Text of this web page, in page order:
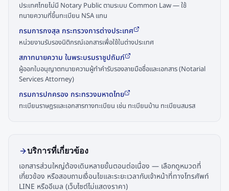
ประเทศไทยไม่มี Notary Public ตามระบบ Common Law — ใช้
ทนายความที่ขึ้นทะเบียน NSA แทน
กรมการกงสุล กระทรวงการต่างประเทศ
หน่วยงานรับรองนิติกรณ์เอกสารเพื่อใช้ในต่างประเทศ
สภาทนายความ ในพระบรมราชูปถัมภ์
ผู้ออกใบอนุญาตทนายความผู้ทำคำรับรองลายมือชื่อและเอกสาร (Notarial
Services Attorney)
กรมการปกครอง กระทรวงมหาดไทย
ทะเบียนราษฎรและเอกสารทางทะเบียน เช่น ทะเบียนบ้าน ทะเบียนสมรส
บริการที่เกี่ยวข้อง
เอกสารส่วนใหญ่ต้องเดินหลายขั้นตอนต่อเนื่อง — เลือกดูหมวดที่
เกี่ยวข้อง หรือสอบถามเงื่อนไขและระยะเวลากับเจ้าหน้าที่ทางโทรศัพท์
LINE หรืออีเมล (เว็บไซต์ไม่แสดงราคา)